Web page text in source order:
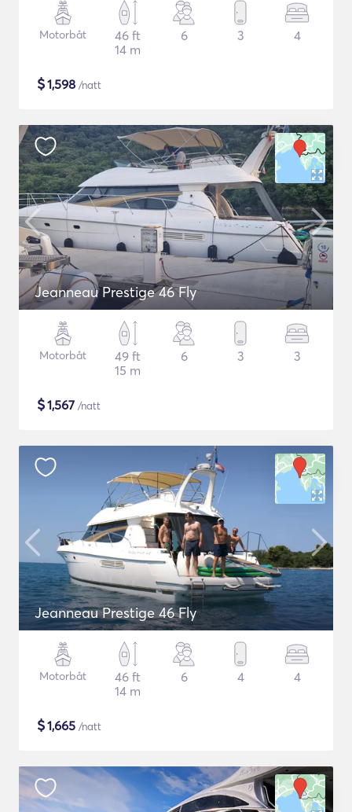
Motorbåt
46 ft
14 m
6 3 4
$1,598 /natt
Jeanneau Prestige 46 Fly
Motorbåt
49 ft
15 m
6 3 3
$1,567 /natt
Jeanneau Prestige 46 Fly
Motorbåt
46 ft
14 m
6 4 4
$1,665 /natt